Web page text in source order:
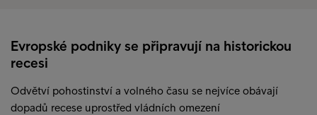
Evropské podniky se připravují na historickou
recesi
Odvětví pohostinství a volného času se nejvíce obávají
dopadů recese uprostřed vládních omezení